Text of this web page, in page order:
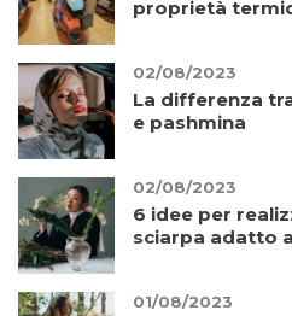
proprietà
02/08/2023
La differenza
e pashmina
02/08/2023
6 idee per
sciarpa adatto
01/08/2023